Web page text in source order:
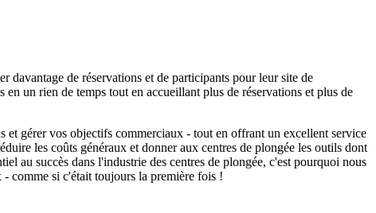
de réservations et de participants pour leur site de
un rien de temps tout en accueillant plus de réservations et plus de
et gérer vos objectifs commerciaux - tout en offrant un excellent service
les coûts généraux et donner aux centres de plongée les outils dont
au succès dans l'industrie des centres de plongée, c'est pourquoi nous
comme si c'était toujours la première fois !